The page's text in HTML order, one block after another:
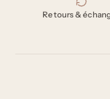
Retours &